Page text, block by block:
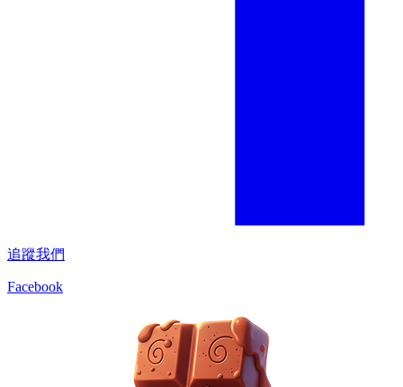
追蹤我們
Facebook